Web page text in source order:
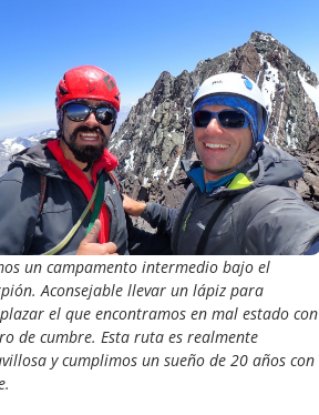
un campamento intermedio bajo el
Aconsejable llevar un lápiz para
el que encontramos en mal estado con
de cumbre. Esta ruta es realmente
y cumplimos un sueño de 20 años con